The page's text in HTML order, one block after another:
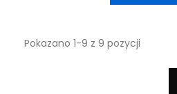
Pokazano 1-9 z 9 pozycji